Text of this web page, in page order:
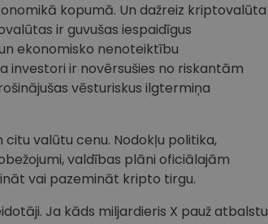
kopumā. Un dažreiz kriptovalūta
ir guvušas iespaidīgus
ekonomisko nenoteiktību
investori ir novērsušies no riskantām
vēsturiskus ilgtermiņa
valūtu cenu. Nodokļu politika,
valdības plāni oficiālajām
vai pazemināt kripto tirgu.
Ja kāds miljardieris X pauž atbalstu